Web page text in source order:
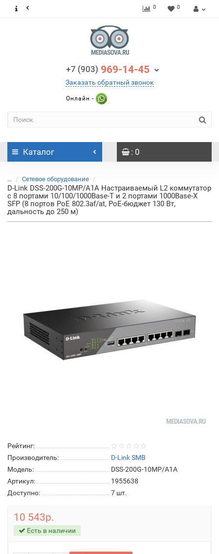
0 0
+7 (903) 969-14-45
Заказать обратный звонок
Онлайн -
Каталог : 0
... Сетевое оборудование
D-Link DSS-200G-10MP/A1A Настраиваемый L2 коммутатор
с 8 портами 10/100/1000Base-T и 2 портами 1000Base-X
SFP (8 портов PoE 802.3af/at, PoE-бюджет 130 Вт,
дальность до 250 м)
Рейтинг:
Производитель:
D-Link SMB
Модель:
DSS-200G-10MP/A1A
Артикул:
1955638
Доступно:
7 шт.
10 543р.
Есть в наличии